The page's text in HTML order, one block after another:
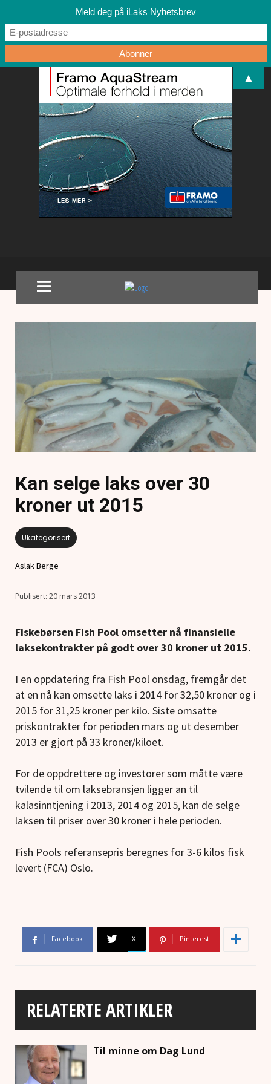
Kan selge laks over 30
kroner ut 2015
Ukategorisert
Aslak Berge
20 mars 2013
Fiskebørsen Fish Pool omsetter nå finansielle
laksekontrakter på godt over 30 kroner ut 2015.
I en oppdatering fra Fish Pool onsdag, fremgår det
at en nå kan omsette laks i 2014 for 32,50 kroner og i
2015 for 31,25 kroner per kilo. Siste omsatte
priskontrakter for perioden mars og ut desember
2013 er gjort på 33 kroner/kiloet.
For de oppdrettere og investorer som måtte være
tvilende til om laksebransjen ligger an til
kalasinntjening i 2013, 2014 og 2015, kan de selge
laksen til priser over 30 kroner i hele perioden.
Fish Pools referansepris beregnes for 3-6 kilos fisk
levert (FCA) Oslo.
Facebook X Pinterest
RELATERTE ARTIKLER
Til minne om Dag Lund
Meld deg på iLaks Nyhetsbrev
▲